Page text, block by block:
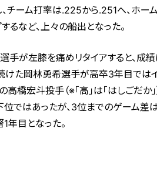
チーム打率は.225から.251へ、ホー
るなど、上々の船出となった。
手が左膝を痛めリタイアすると、成績
けた岡林勇希選手が高卒3年目では
橋宏斗投手（※「高」は「はしごだか
ではあったが、3位までのゲーム差
年目となった。